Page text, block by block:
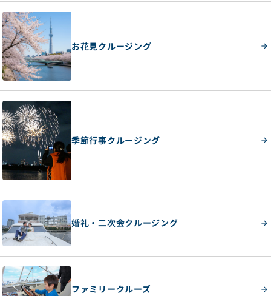
お花見クルージング
季節行事クルージング
婚礼・二次会クルージング
ファミリークルーズ